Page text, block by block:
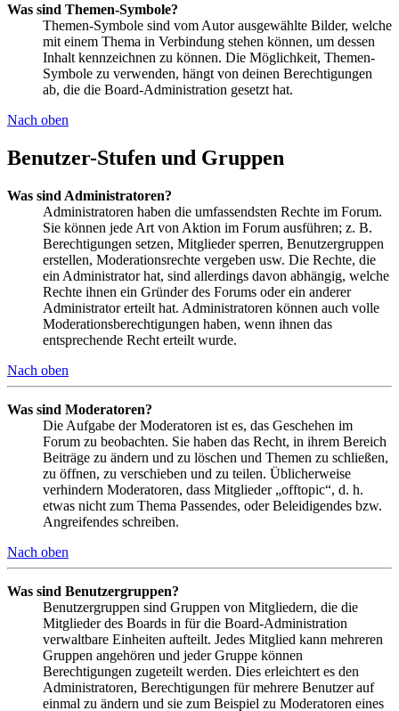
Was sind Themen-Symbole?
Themen-Symbole sind vom Autor ausgewählte Bilder, welche
mit einem Thema in Verbindung stehen können, um dessen
Inhalt kennzeichnen zu können. Die Möglichkeit, Themen-
Symbole zu verwenden, hängt von deinen Berechtigungen
ab, die die Board-Administration gesetzt hat.
Nach oben
Benutzer-Stufen und Gruppen
Was sind Administratoren?
Administratoren haben die umfassendsten Rechte im Forum.
Sie können jede Art von Aktion im Forum ausführen; z. B.
Berechtigungen setzen, Mitglieder sperren, Benutzergruppen
erstellen, Moderationsrechte vergeben usw. Die Rechte, die
ein Administrator hat, sind allerdings davon abhängig, welche
Rechte ihnen ein Gründer des Forums oder ein anderer
Administrator erteilt hat. Administratoren können auch volle
Moderationsberechtigungen haben, wenn ihnen das
entsprechende Recht erteilt wurde.
Nach oben
Was sind Moderatoren?
Die Aufgabe der Moderatoren ist es, das Geschehen im
Forum zu beobachten. Sie haben das Recht, in ihrem Bereich
Beiträge zu ändern und zu löschen und Themen zu schließen,
zu öffnen, zu verschieben und zu teilen. Üblicherweise
verhindern Moderatoren, dass Mitglieder „offtopic“, d. h.
etwas nicht zum Thema Passendes, oder Beleidigendes bzw.
Angreifendes schreiben.
Nach oben
Was sind Benutzergruppen?
Benutzergruppen sind Gruppen von Mitgliedern, die die
Mitglieder des Boards in für die Board-Administration
verwaltbare Einheiten aufteilt. Jedes Mitglied kann mehreren
Gruppen angehören und jeder Gruppe können
Berechtigungen zugeteilt werden. Dies erleichtert es den
Administratoren, Berechtigungen für mehrere Benutzer auf
einmal zu ändern und sie zum Beispiel zu Moderatoren eines